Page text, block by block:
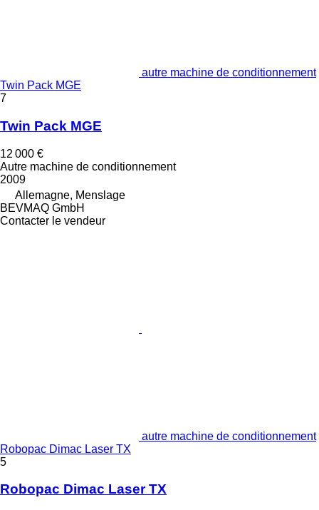
autre machine de conditionnement
Twin Pack MGE
7
Twin Pack MGE
12 000 €
Autre machine de conditionnement
2009
Allemagne, Menslage
BEVMAQ GmbH
Contacter le vendeur
autre machine de conditionnement
Robopac Dimac Laser TX
5
Robopac Dimac Laser TX